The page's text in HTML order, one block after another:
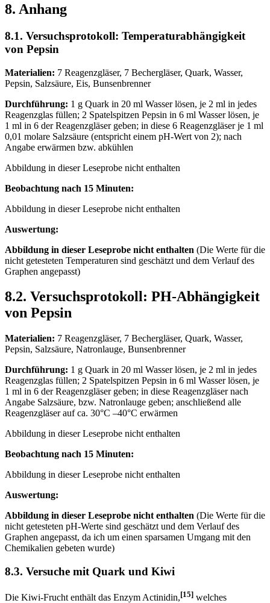
8. Anhang
8.1. Versuchsprotokoll: Temperaturabhängigkeit
von Pepsin
Materialien: 7 Reagenzgläser, 7 Bechergläser, Quark, Wasser,
Pepsin, Salzsäure, Eis, Bunsenbrenner
Durchführung: 1 g Quark in 20 ml Wasser lösen, je 2 ml in jedes
Reagenzglas füllen; 2 Spatelspitzen Pepsin in 6 ml Wasser lösen, je
1 ml in 6 der Reagenzgläser geben; in diese 6 Reagenzgläser je 1 ml
0,01 molare Salzsäure (entspricht einem pH-Wert von 2); nach
Angabe erwärmen bzw. abkühlen
Abbildung in dieser Leseprobe nicht enthalten
Beobachtung nach 15 Minuten:
Abbildung in dieser Leseprobe nicht enthalten
Auswertung:
Abbildung in dieser Leseprobe nicht enthalten (Die Werte für die
nicht getesteten Temperaturen sind geschätzt und dem Verlauf des
Graphen angepasst)
8.2. Versuchsprotokoll: PH-Abhängigkeit
von Pepsin
Materialien: 7 Reagenzgläser, 7 Bechergläser, Quark, Wasser,
Pepsin, Salzsäure, Natronlauge, Bunsenbrenner
Durchführung: 1 g Quark in 20 ml Wasser lösen, je 2 ml in jedes
Reagenzglas füllen; 2 Spatelspitzen Pepsin in 6 ml Wasser lösen, je
1 ml in 6 der Reagenzgläser geben; in diese Reagenzgläser nach
Angabe Salzsäure, bzw. Natronlauge geben; anschließend alle
Reagenzgläser auf ca. 30°C –40°C erwärmen
Abbildung in dieser Leseprobe nicht enthalten
Beobachtung nach 15 Minuten:
Abbildung in dieser Leseprobe nicht enthalten
Auswertung:
Abbildung in dieser Leseprobe nicht enthalten (Die Werte für die
nicht getesteten pH-Werte sind geschätzt und dem Verlauf des
Graphen angepasst, da ich um einen sparsamen Umgang mit den
Chemikalien gebeten wurde)
8.3. Versuche mit Quark und Kiwi
Die Kiwi-Frucht enthält das Enzym Actinidin,[15] welches